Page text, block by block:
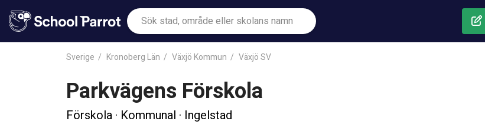
Sverige Kronoberg Län Växjö Kommun Växjö SV
Parkvägens Förskola
Förskola · Kommunal · Ingelstad